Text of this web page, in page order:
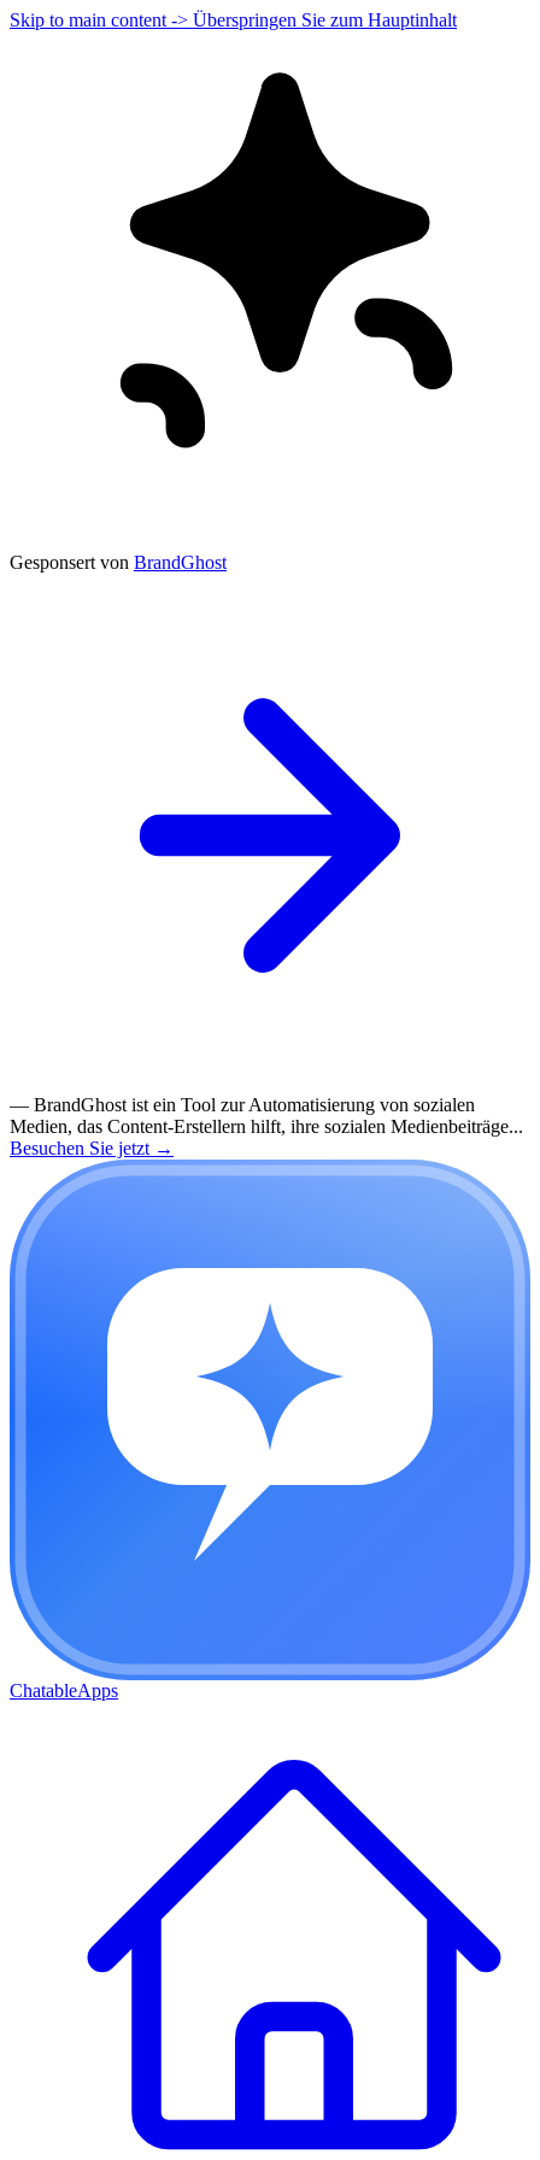
Skip to main content -> Überspringen Sie zum Hauptinhalt
Gesponsert von BrandGhost
— BrandGhost ist ein Tool zur Automatisierung von sozialen
Medien, das Content-Erstellern hilft, ihre sozialen Medienbeiträge...
Besuchen Sie jetzt →
ChatableApps